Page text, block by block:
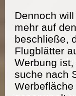
Dennoch
mehr auf
beschließe,
Flugblätter
Werbung
suche nach